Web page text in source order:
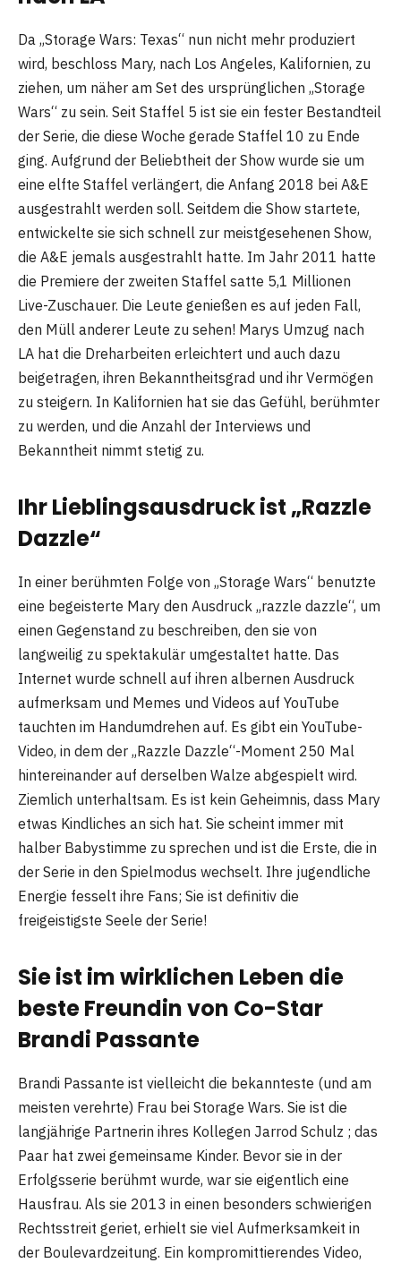
Da „Storage Wars: Texas“ nun nicht mehr produziert
wird, beschloss Mary, nach Los Angeles, Kalifornien, zu
ziehen, um näher am Set des ursprünglichen „Storage
Wars“ zu sein. Seit Staffel 5 ist sie ein fester Bestandteil
der Serie, die diese Woche gerade Staffel 10 zu Ende
ging. Aufgrund der Beliebtheit der Show wurde sie um
eine elfte Staffel verlängert, die Anfang 2018 bei A&E
ausgestrahlt werden soll. Seitdem die Show startete,
entwickelte sie sich schnell zur meistgesehenen Show,
die A&E jemals ausgestrahlt hatte. Im Jahr 2011 hatte
die Premiere der zweiten Staffel satte 5,1 Millionen
Live-Zuschauer. Die Leute genießen es auf jeden Fall,
den Müll anderer Leute zu sehen! Marys Umzug nach
LA hat die Dreharbeiten erleichtert und auch dazu
beigetragen, ihren Bekanntheitsgrad und ihr Vermögen
zu steigern. In Kalifornien hat sie das Gefühl, berühmter
zu werden, und die Anzahl der Interviews und
Bekanntheit nimmt stetig zu.
Ihr Lieblingsausdruck ist „Razzle
Dazzle“
In einer berühmten Folge von „Storage Wars“ benutzte
eine begeisterte Mary den Ausdruck „razzle dazzle“, um
einen Gegenstand zu beschreiben, den sie von
langweilig zu spektakulär umgestaltet hatte. Das
Internet wurde schnell auf ihren albernen Ausdruck
aufmerksam und Memes und Videos auf YouTube
tauchten im Handumdrehen auf. Es gibt ein YouTube-
Video, in dem der „Razzle Dazzle“-Moment 250 Mal
hintereinander auf derselben Walze abgespielt wird.
Ziemlich unterhaltsam. Es ist kein Geheimnis, dass Mary
etwas Kindliches an sich hat. Sie scheint immer mit
halber Babystimme zu sprechen und ist die Erste, die in
der Serie in den Spielmodus wechselt. Ihre jugendliche
Energie fesselt ihre Fans; Sie ist definitiv die
freigeistigste Seele der Serie!
Sie ist im wirklichen Leben die
beste Freundin von Co-Star
Brandi Passante
Brandi Passante ist vielleicht die bekannteste (und am
meisten verehrte) Frau bei Storage Wars. Sie ist die
langjährige Partnerin ihres Kollegen Jarrod Schulz ; das
Paar hat zwei gemeinsame Kinder. Bevor sie in der
Erfolgsserie berühmt wurde, war sie eigentlich eine
Hausfrau. Als sie 2013 in einen besonders schwierigen
Rechtsstreit geriet, erhielt sie viel Aufmerksamkeit in
der Boulevardzeitung. Ein kompromittierendes Video,